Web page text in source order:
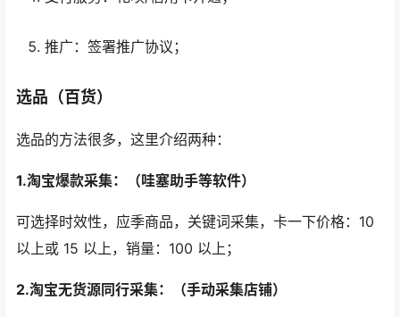
推广：签署推广协议；
选品（百货）
选品的方法很多，这里介绍两种：
1.淘宝爆款采集：（哇塞助手等软件）
可选择时效性，应季商品，关键词采集，卡一下价格：10
以上或 15 以上，销量：100 以上；
2.淘宝无货源同行采集：（手动采集店铺）